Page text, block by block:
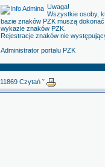
Uwaga!
Wszystkie osoby,
bazie znaków PZK muszą
wykazie znaków PZK.
Rejestracje znaków nie
Administrator portalu PZK
11869 Czytań ˇ